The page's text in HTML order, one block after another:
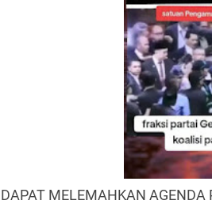
DAPAT MELEMAHKAN AGENDA